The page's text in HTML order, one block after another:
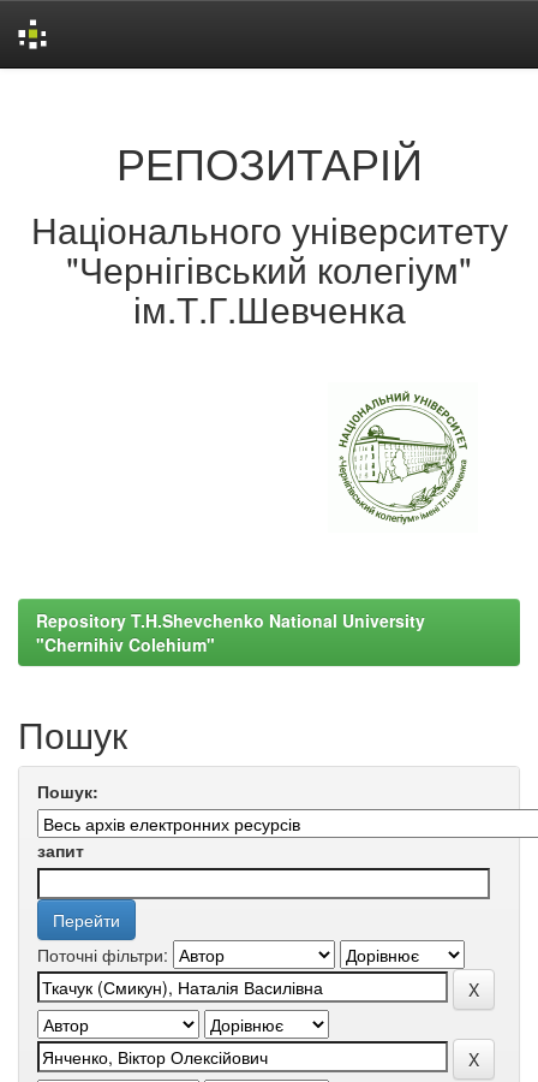
РЕПОЗИТАРІЙ
Національного університету
"Чернігівський колегіум"
ім.Т.Г.Шевченка
Repository T.H.Shevchenko National University
"Chernihiv Colehium"
Пошук
Пошук:
запит
Поточні фільтри: